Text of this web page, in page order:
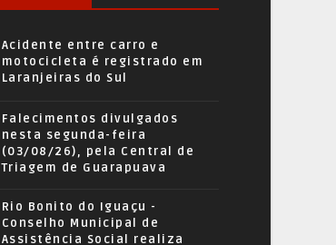
Acidente entre carro e
motocicleta é registrado em
Laranjeiras do Sul
Falecimentos divulgados
nesta segunda-feira
(03/08/26), pela Central de
Triagem de Guarapuava
Rio Bonito do Iguaçu -
Conselho Municipal de
Assistência Social realiza